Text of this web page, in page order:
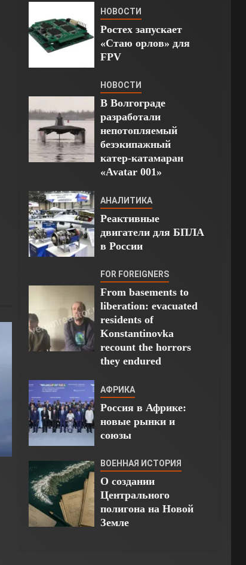
НОВОСТИ
Ростех запускает
«Стаю орлов» для
FPV
НОВОСТИ
В Волгограде
разработали
непотопляемый
безэкипажный
катер-катамаран
«Avatar 001»
АНАЛИТИКА
Реактивные
двигатели для БПЛА
в России
FOR FOREIGNERS
From basements to
liberation: evacuated
residents of
Konstantinovka
recount the horrors
they endured
АФРИКА
Россия в Африке:
новые рынки и
союзы
ВОЕННАЯ ИСТОРИЯ
О создании
Центрального
полигона на Новой
Земле